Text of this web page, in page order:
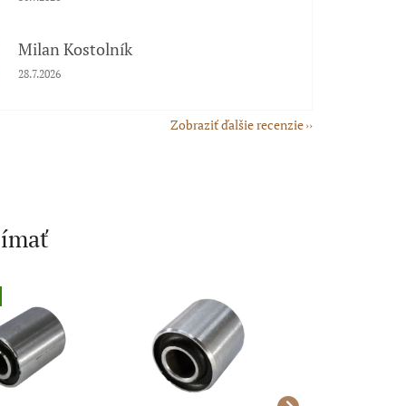
Milan Kostolník
Hodnotenie obchodu je 5 z 5 hviezdičiek.
28.7.2026
Zobraziť ďalšie recenzie